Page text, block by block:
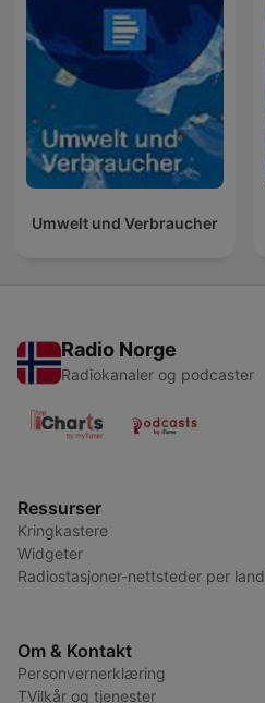
Umwelt und Verbraucher
Radio Norge
Radiokanaler og podcaster
Ressurser
Kringkastere
Widgeter
Radiostasjoner-nettsteder per land
Om & Kontakt
Personvernerklæring
TVilkår og tjenester